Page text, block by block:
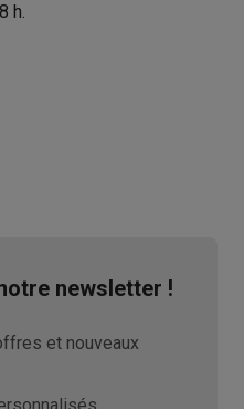
h.
newsletter !
et nouveaux